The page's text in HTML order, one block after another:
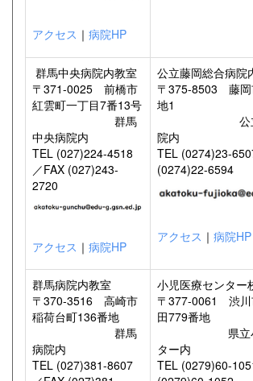
アクセス ｜ 病院HP
群馬中央病院内教室
〒371-0025 前橋市
紅雲町一丁目7番13号
群馬
中央病院内
TEL (027)224-4518
／FAX (027)243-
2720
アクセス ｜ 病院HP
公立藤岡総合病院
〒375-8503 藤岡
地1
公立藤
院内
TEL (0274)23-
(0274)22-6594
アクセス ｜ 病院HP
群馬病院内教室
〒370-3516 高崎市
稲荷台町136番地
群馬
病院内
TEL (027)381-8607
小児医療センター
〒377-0061 渋川
田779番地
県立小児
ター内
TEL (0279)60-